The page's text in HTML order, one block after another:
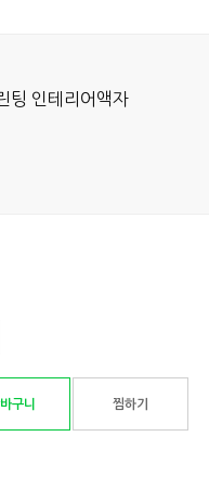
팅 인테리어액자
구니 찜하기